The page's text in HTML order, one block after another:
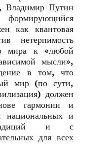
Владимир Путин
формирующийся
как квантовая
нетерпимость
мира к «любой
мысли»,
в том, что
мир (по сути,
должен
гармонии и
национальных и
и с
для всех